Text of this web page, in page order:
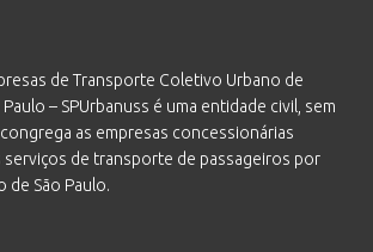
de Transporte Coletivo Urbano de
– SPUrbanuss é uma entidade civil, sem
as empresas concessionárias
de transporte de passageiros por
de São Paulo.